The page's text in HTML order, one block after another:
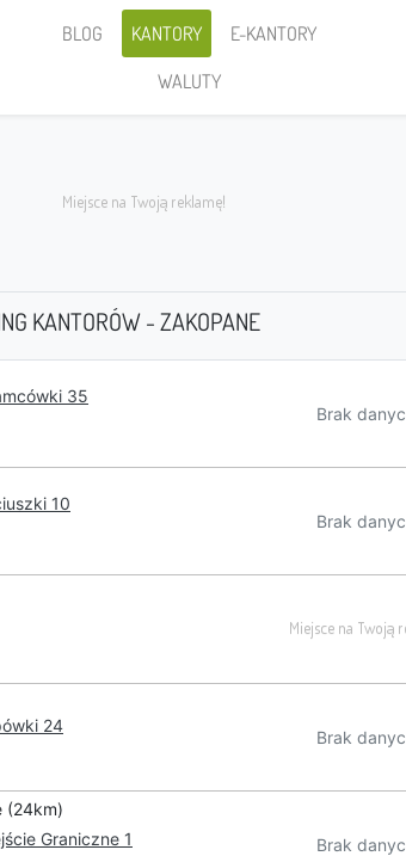
BLOG KANTORY
E-KANTORY
WALUTY
Sprzedaję
KANTORÓW - ZAKOPANE
35
Brak
10
Brak
24
Brak
(24km)
Graniczne 1
Brak